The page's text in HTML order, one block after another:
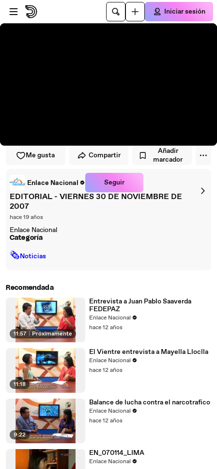
Saltar al reproductor
Saltar al contenido principal
Iniciar sesión
Me gusta Compartir
Añadir
marcador
Enlace Nacional Seguir
EDITORIAL - VIERNES 30 DE NOVIEMBRE DE
2007
hace 19 años
Enlace Nacional
Categoría
🗞Noticias
Recomendada
11:57 | Próximamente
Entrevista a Juan Pablo Saaverda
FEDEPAZ
Enlace Nacional
hace 12 años
11:18
El Vientre entrevista a Mayella Lloclla
Enlace Nacional
hace 12 años
9:22
Balance de lucha contra el narcotrafico
Enlace Nacional
hace 12 años
EN_070114_LIMA
Enlace Nacional